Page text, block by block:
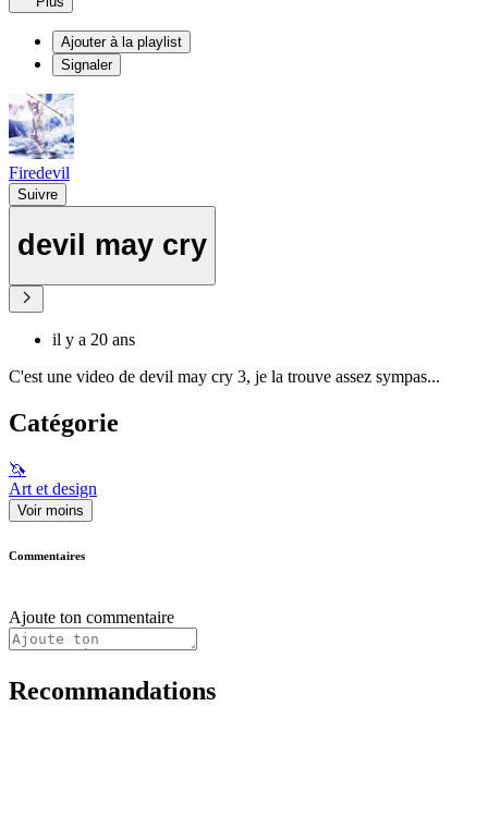
Ajouter à la playlist
Signaler
Firedevil
Suivre
devil may cry
il y a 20 ans
C'est une video de devil may cry 3, je la trouve assez sympas...
Catégorie
🦄
Art et design
Voir moins
Commentaires
Ajoute ton commentaire
Recommandations